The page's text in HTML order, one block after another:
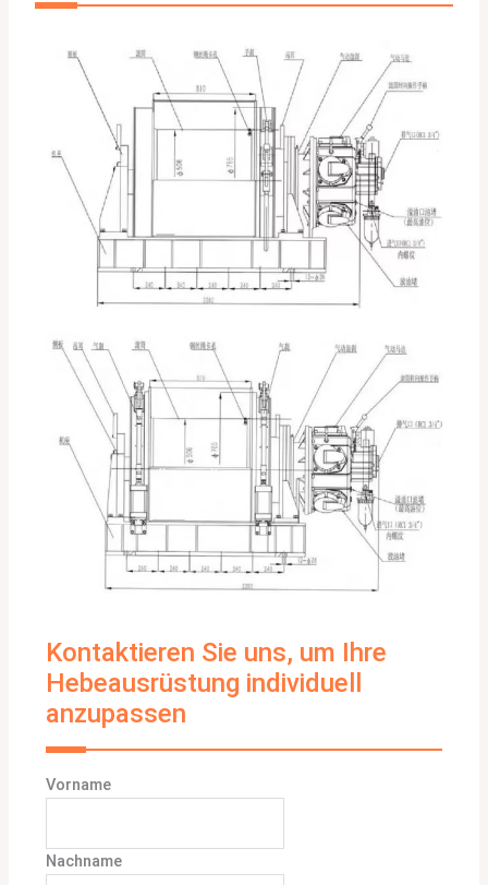
Kontaktieren Sie uns, um Ihre
Hebeausrüstung individuell
anzupassen
Vorname
Nachname